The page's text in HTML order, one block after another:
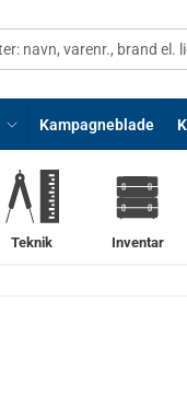
Kampagneblade
Teknik Inventar